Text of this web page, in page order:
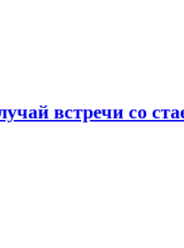
встречи со